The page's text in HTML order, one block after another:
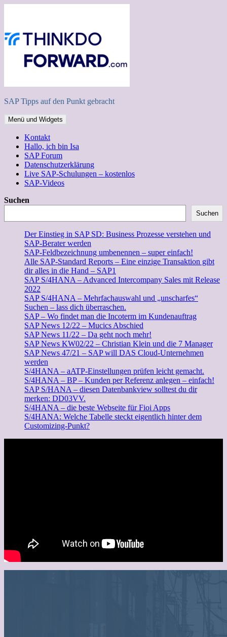
SAP Tipps auf den Punkt gebracht
Menü und Widgets
Kontakt
Hallo, ich bin Isa
SAP Forum
Datenschutzerklärung
Live SAP-Schulungen – kostenlos
SAP-Videos
Suchen
Suchen
Der Einstieg in SAP SD: Business Prozesse verstehen und
SAP-Berater werden
SAP-Feldbezeichnung umbenennen – super einfach!
Alle SAP-Standard Reports – Eine einzige Transaktion gibt
dir alles in die Hand – SAP1
SAP S/4HANA – Advanced Intercompany Sales mit Release
2022
SAP S/4HANA – Mehrfachauswahl und „unscharfes“
Suchen – lass dich überraschen.
SAP – Wo findet man die Incoterm im Kundenauftrag
SAP News 12/22 – Mucics Abschied
SAP News 11/22 – Da geht noch mehr!
SAP News KW02/22 – Christian Klein und die 7 Manager
SAP News 47/21 – SAP will DAS Cloud-Unternehmen
werden
S/4HANA – aATP-Einstellungen prüfen leicht gemacht.
S/4HANA – BP – Kunden per Referenz anlegen – einfach!
SAP S/HANA – diesen Datenbankview solltest du dir
merken: DD03VV.
S/4HANA – die beste Webseite für Fioi Apps
S/4HANA: Welche Tabelle steckt eigentlich hinter dem
Customizing-Punkt?